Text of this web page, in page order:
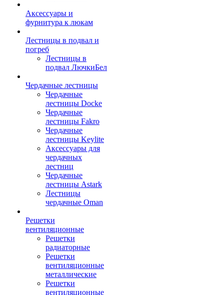
Аксессуары и
фурнитура к люкам
Лестницы в подвал и
погреб
Лестницы в
подвал ЛючкиБел
Чердачные лестницы
Чердачные
лестницы Docke
Чердачные
лестницы Fakro
Чердачные
лестницы Keylite
Аксессуары для
чердачных
лестниц
Чердачные
лестницы Astark
Лестницы
чердачные Oman
Решетки
вентиляционные
Решетки
радиаторные
Решетки
вентиляционные
металлические
Решетки
вентиляционные